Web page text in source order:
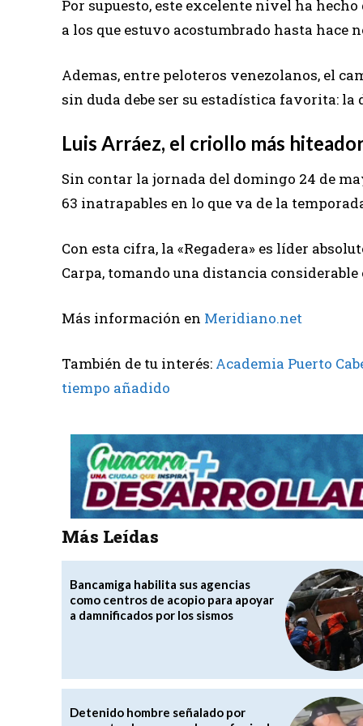
Por supuesto, este excelente nivel ha
a los que estuvo acostumbrado hasta hace
Ademas, entre peloteros venezolanos, el
sin duda debe ser su estadística favorita: la
Luis Arráez, el criollo más
Sin contar la jornada del domingo 24 de
63 inatrapables en lo que va de la
Con esta cifra, la «Regadera» es líder
Carpa, tomando una distancia
Más información en Meridiano.net
También de tu interés: Academia Puerto
tiempo añadido
Más Leídas
Bancamiga habilita sus agencias
como centros de acopio para apoyar
a damnificados por los sismos
Detenido hombre señalado por